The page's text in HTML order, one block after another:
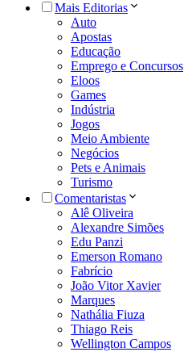
Mais Editorias
Auto
Apostas
Educação
Emprego e Concursos
Eloos
Games
Indústria
Jogos
Meio Ambiente
Negócios
Pets e Animais
Turismo
Comentaristas
Alê Oliveira
Alexandre Simões
Edu Panzi
Emerson Romano
Fabrício
João Vitor Xavier
Marques
Nathália Fiuza
Thiago Reis
Wellington Campos